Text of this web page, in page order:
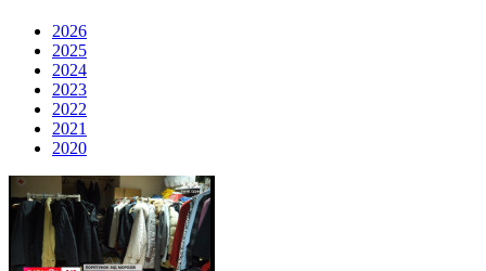
2026
2025
2024
2023
2022
2021
2020